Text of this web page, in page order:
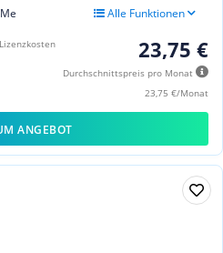
Alle Funktionen
23,75 €
Durchschnittspreis pro Monat
23,75 €/Monat
ANGEBOT